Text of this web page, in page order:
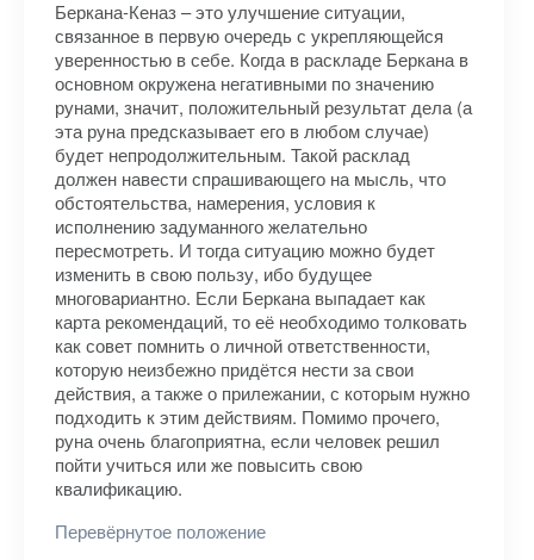
Беркана-Кеназ – это улучшение ситуации,
связанное в первую очередь с укрепляющейся
уверенностью в себе. Когда в раскладе Беркана в
основном окружена негативными по значению
рунами, значит, положительный результат дела (а
эта руна предсказывает его в любом случае)
будет непродолжительным. Такой расклад
должен навести спрашивающего на мысль, что
обстоятельства, намерения, условия к
исполнению задуманного желательно
пересмотреть. И тогда ситуацию можно будет
изменить в свою пользу, ибо будущее
многовариантно. Если Беркана выпадает как
карта рекомендаций, то её необходимо толковать
как совет помнить о личной ответственности,
которую неизбежно придётся нести за свои
действия, а также о прилежании, с которым нужно
подходить к этим действиям. Помимо прочего,
руна очень благоприятна, если человек решил
пойти учиться или же повысить свою
квалификацию.
Перевёрнутое положение